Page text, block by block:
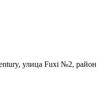
улица Fuxi №2, район